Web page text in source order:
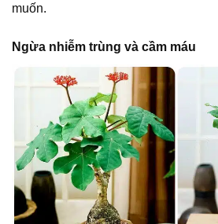
muốn.
Ngừa nhiễm trùng và cầm máu